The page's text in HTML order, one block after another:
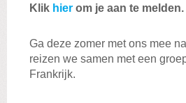
Klik hier om je aan te melden.
Ga deze zomer met ons mee
reizen we samen met een
Frankrijk.